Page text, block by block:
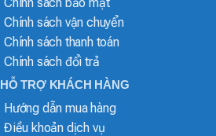
Chính sách vận chuyển
Chính sách thanh toán
Chính sách đổi trả
HỖ TRỢ KHÁCH HÀNG
Hướng dẫn mua hàng
Điều khoản dịch vụ